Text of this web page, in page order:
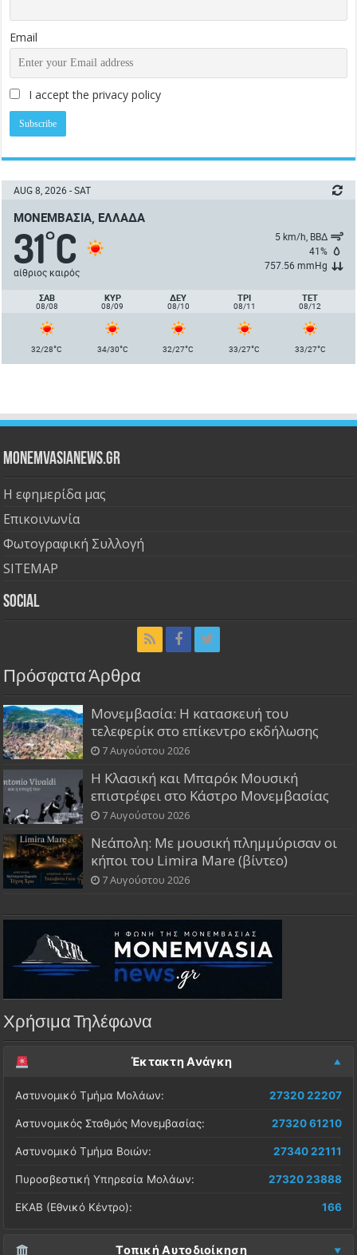
Email
I accept the privacy policy
AUG 8, 2026 - SAT
ΜΟΝΕΜΒΑΣΙΆ, ΕΛΛΆΔΑ
31°C
αίθριος καιρός
5 km/h, ΒΒΔ
41%
757.56 mmHg
ΣΑΒ
08/08
ΚΥΡ
08/09
ΔΕΥ
08/10
ΤΡΙ
08/11
ΤΕΤ
08/12
32/28°C 34/30°C 32/27°C 33/27°C 33/27°C
Monemvasianews.gr
Η εφημερίδα μας
Επικοινωνία
Φωτογραφική Συλλογή
SITEMAP
Social
Πρόσφατα Άρθρα
Μονεμβασία: Η κατασκευή του
τελεφερίκ στο επίκεντρο εκδήλωσης
7 Αυγούστου 2026
Η Κλασική και Μπαρόκ Μουσική
επιστρέφει στο Κάστρο Μονεμβασίας
7 Αυγούστου 2026
Νεάπολη: Με μουσική πλημμύρισαν οι
κήποι του Limira Mare (βίντεο)
7 Αυγούστου 2026
Χρήσιμα Τηλέφωνα
Έκτακτη Ανάγκη
Αστυνομικό Τμήμα Μολάων: 27320 22207
Αστυνομικός Σταθμός Μονεμβασίας: 27320 61210
Αστυνομικό Τμήμα Βοιών: 27340 22111
Πυροσβεστική Υπηρεσία Μολάων: 27320 23888
ΕΚΑΒ (Εθνικό Κέντρο): 166
Τοπική Αυτοδιοίκηση